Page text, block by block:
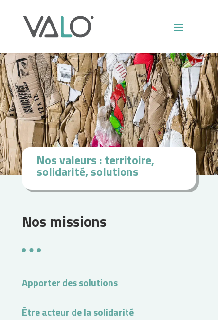
Nos valeurs : territoire,
solidarité, solutions
Nos missions
Apporter des solutions
Être acteur de la solidarité